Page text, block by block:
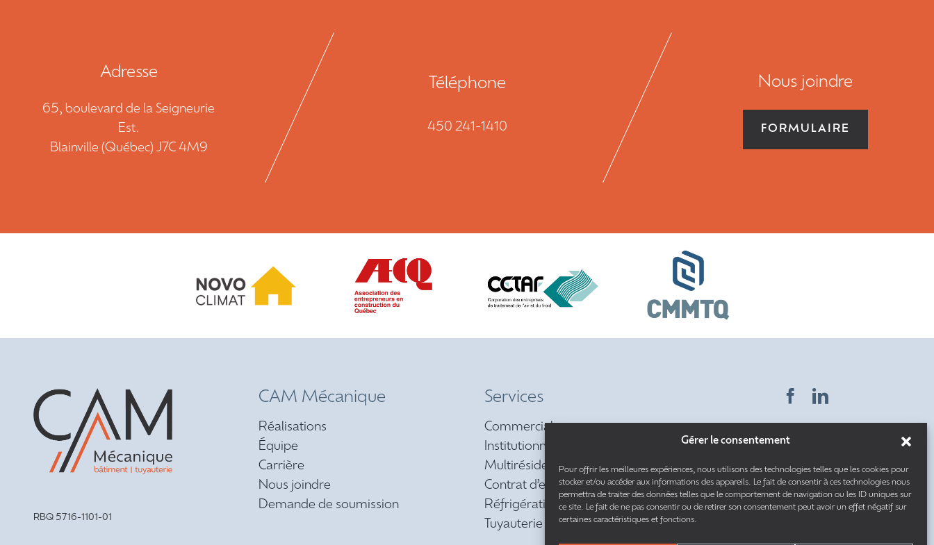
Gérer le consentement
Pour offrir les meilleures expériences, nous utilisons des technologies telles que les cookies pour
stocker et/ou accéder aux informations des appareils. Le fait de consentir à ces technologies nous
permettra de traiter des données telles que le comportement de navigation ou les ID uniques sur
ce site. Le fait de ne pas consentir ou de retirer son consentement peut avoir un effet négatif sur
certaines caractéristiques et fonctions.
Adresse
65, boulevard de la Seigneurie
Est.
Blainville (Québec) J7C 4M9
Téléphone
450 241-1410
Nous joindre
FORMULAIRE
RBQ 5716-1101-01
CAM Mécanique
Réalisations
Équipe
Carrière
Nous joindre
Demande de soumission
Services
Commercial
Institutionnel
Multirésidentiel et résidentiel
Contrat d’entretien préventif
Réfrigération
Tuyauterie
Ce site est protégé par reCAPTCHA. Les règles de
confidentialitéet lesconditions d’utilisationde